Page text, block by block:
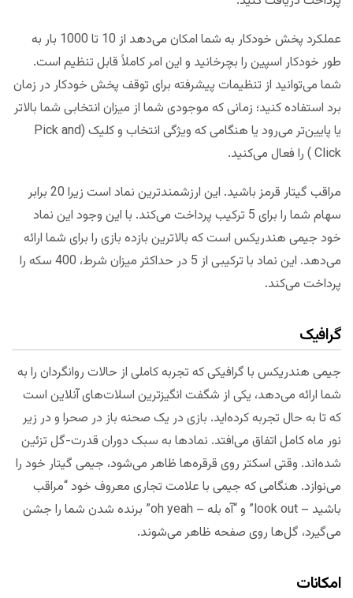
عملکرد پخش خودکار به شما امکان می‌دهد از 10 تا 1000 بار به
طور خودکار اسپین را بچرخانید و این امر کاملاً قابل تنظیم است.
شما می‌توانید از تنظیمات پیشرفته برای توقف پخش خودکار در زمان
برد استفاده کنید؛ زمانی که موجودی شما از میزان انتخابی شما بالاتر
یا پایین‌تر می‌رود یا هنگامی که ویژگی انتخاب و کلیک (Pick and
Click ) را فعال می‌کنید.
مراقب گیتار قرمز باشید. این ارزشمندترین نماد است زیرا 20 برابر
سهام شما را برای 5 ترکیب پرداخت می‌کند. با این وجود این نماد
خود جیمی هندریکس است که بالاترین بازده بازی را برای شما ارائه
می‌دهد. این نماد با ترکیبی از 5 در حداکثر میزان شرط، 400 سکه را
پرداخت می‌کند.
گرافیک
جیمی هندریکس با گرافیکی که تجربه کاملی از حالات روانگردان را به
شما ارائه می‌دهد، یکی از شگفت انگیزترین اسلات‌های آنلاین است
که تا به حال تجربه کرده‌اید. بازی در یک صحنه باز در صحرا و در زیر
نور ماه کامل اتفاق می‌افتد. نمادها به سبک دوران قدرت-گل تزئین
شده‌اند. وقتی اسکتر روی قرقره‌ها ظاهر می‌شود، جیمی گیتار خود را
می‌نوازد. هنگامی که جیمی با علامت تجاری معروف خود “مراقب
باشید – look out” و “آه بله – oh yeah” برنده شدن شما را جشن
می‌گیرد، گل‌ها روی صفحه ظاهر می‌شوند.
امکانات